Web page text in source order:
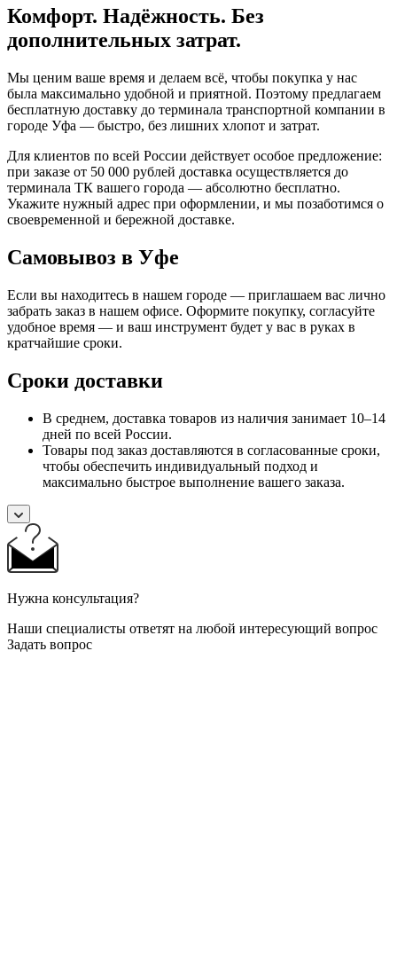
Комфорт. Надёжность. Без
дополнительных затрат.
Мы ценим ваше время и делаем всё, чтобы покупка у нас
была максимально удобной и приятной. Поэтому предлагаем
бесплатную доставку до терминала транспортной компании в
городе Уфа — быстро, без лишних хлопот и затрат.
Для клиентов по всей России действует особое предложение:
при заказе от 50 000 рублей доставка осуществляется до
терминала ТК вашего города — абсолютно бесплатно.
Укажите нужный адрес при оформлении, и мы позаботимся о
своевременной и бережной доставке.
Самовывоз в Уфе
Если вы находитесь в нашем городе — приглашаем вас лично
забрать заказ в нашем офисе. Оформите покупку, согласуйте
удобное время — и ваш инструмент будет у вас в руках в
кратчайшие сроки.
Сроки доставки
В среднем, доставка товаров из наличия занимает 10–14
дней по всей России.
Товары под заказ доставляются в согласованные сроки,
чтобы обеспечить индивидуальный подход и
максимально быстрое выполнение вашего заказа.
Нужна консультация?
Наши специалисты ответят на любой интересующий вопрос
Задать вопрос